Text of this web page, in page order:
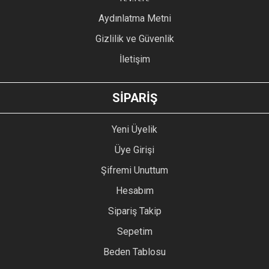
GÖNDER
Aydınlatma Metni
Gizlilik ve Güvenlik
İletişim
SİPARİŞ
Yeni Üyelik
Üye Girişi
Şifremi Unuttum
Hesabım
Sipariş Takip
Sepetim
Beden Tablosu